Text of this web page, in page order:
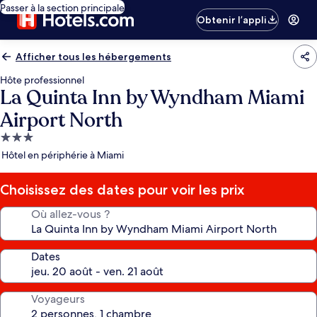
Passer à la section principale
Obtenir l’appli
Afficher tous les hébergements
Hôte professionnel
La Quinta Inn by Wyndham Miami
Airport North
Hébergement
3.0 étoiles
Hôtel en périphérie à Miami
Choisissez des dates pour voir les prix
Où allez-vous ?
Dates
Voyageurs